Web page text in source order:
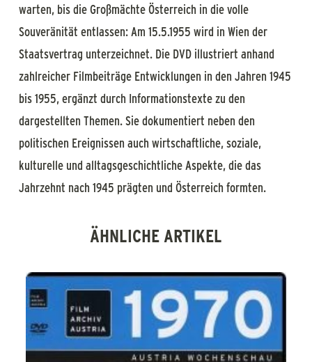
warten, bis die Großmächte Österreich in die volle
Souveränität entlassen: Am 15.5.1955 wird in Wien der
Staatsvertrag unterzeichnet. Die DVD illustriert anhand
zahlreicher Filmbeiträge Entwicklungen in den Jahren 1945
bis 1955, ergänzt durch Informationstexte zu den
dargestellten Themen. Sie dokumentiert neben den
politischen Ereignissen auch wirtschaftliche, soziale,
kulturelle und alltagsgeschichtliche Aspekte, die das
Jahrzehnt nach 1945 prägten und Österreich formten.
ÄHNLICHE ARTIKEL